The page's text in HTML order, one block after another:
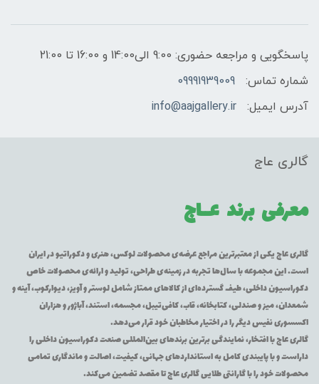
پاسخگویی و مراجعه حضوری: 9:00 الی14:00 و 16:00 تا 21:00
شماره تماس:
09991939009
آدرس ایمیل:
info@aajgallery.ir
گالری عاج
معرفی برند عــاج
گالری عاج یکی از معتبرترین مراجع عرضه‌ی محصولات لوکس، هنری و دکوراتیو در ایران
است. این مجموعه با سال‌ها تجربه در زمینه‌ی طراحی، تولید و ارائه‌ی محصولات خاص
دکوراسیون داخلی، طیف گسترده‌ای از کالاهای ممتاز شامل لوستر و آویز، دیوارکوب، آینه و
شمعدان، میز و صندلی، کتابخانه، قاب، کافی‌تیبل، مجسمه، استند، آباژور و هزاران
اکسسوری نفیس دیگر را در اختیار مخاطبان خود قرار می‌دهد.
گالری عاج با افتخار، نمایندگی برترین برندهای بین‌المللی صنعت دکوراسیون داخلی را
داراست و با پایبندی کامل به استانداردهای جهانی، کیفیت، اصالت و ماندگاری تمامی
محصولات خود را با گارانتی طلایی گالری عاج تا مقصد تضمین می‌کند.